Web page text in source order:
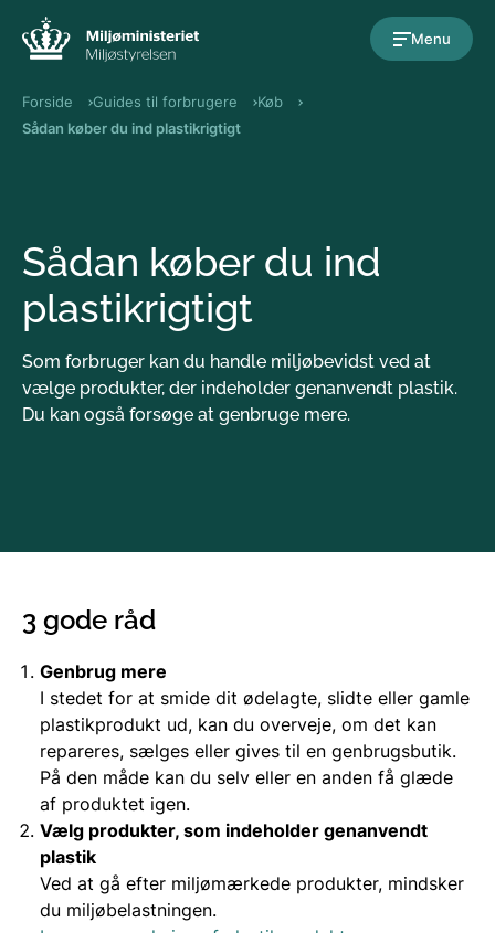
Menu
Forside Guides til forbrugere
Køb
Sådan køber du ind plastikrigtigt
Sådan køber du ind
plastikrigtigt
Som forbruger kan du handle miljøbevidst ved at
vælge produkter, der indeholder genanvendt plastik.
Du kan også forsøge at genbruge mere.
3 gode råd
Genbrug mere
I stedet for at smide dit ødelagte, slidte eller gamle
plastikprodukt ud, kan du overveje, om det kan
repareres, sælges eller gives til en genbrugsbutik.
På den måde kan du selv eller en anden få glæde
af produktet igen.
Vælg produkter, som indeholder genanvendt
plastik
Ved at gå efter miljømærkede produkter, mindsker
du miljøbelastningen.